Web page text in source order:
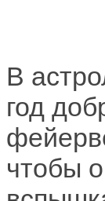
В
год
чтобы